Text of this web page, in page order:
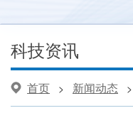
科技资讯
首页 > 新闻动态 >